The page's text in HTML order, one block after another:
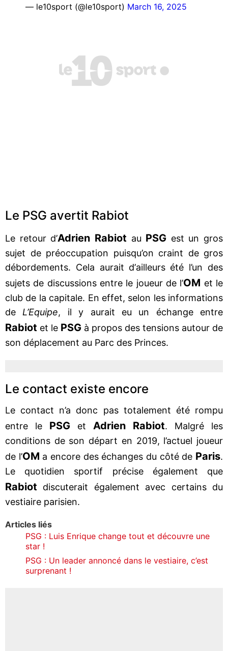
— le10sport (@le10sport) March 16, 2025
Le PSG avertit Rabiot
Le retour d’Adrien Rabiot au PSG est un gros
sujet de préoccupation puisqu’on craint de gros
débordements. Cela aurait d’ailleurs été l’un des
sujets de discussions entre le joueur de l’OM et le
club de la capitale. En effet, selon les informations
de L’Equipe, il y aurait eu un échange entre
Rabiot et le PSG à propos des tensions autour de
son déplacement au Parc des Princes.
Le contact existe encore
Le contact n’a donc pas totalement été rompu
entre le PSG et Adrien Rabiot. Malgré les
conditions de son départ en 2019, l’actuel joueur
de l’OM a encore des échanges du côté de Paris.
Le quotidien sportif précise également que
Rabiot discuterait également avec certains du
vestiaire parisien.
Articles liés
PSG : Luis Enrique change tout et découvre une
star !
PSG : Un leader annoncé dans le vestiaire, c’est
surprenant !